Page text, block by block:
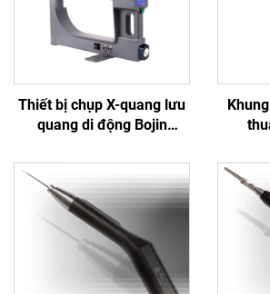
Thiết bị chụp X-quang lưu
quang di động Bojin